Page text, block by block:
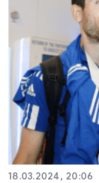
18.03.2024, 20:06